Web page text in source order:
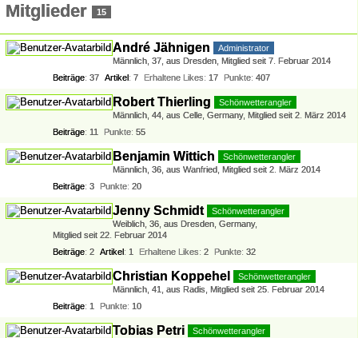
Mitglieder 15
André Jähnigen
Administrator
Männlich 37 aus Dresden Mitglied seit 7. Februar 2014
Beiträge 37 Artikel 7 Erhaltene Likes 17 Punkte 407
Robert Thierling
Schönwetterangler
Männlich 44 aus Celle, Germany Mitglied seit 2. März 2014
Beiträge 11 Punkte 55
Benjamin Wittich
Schönwetterangler
Männlich 36 aus Wanfried Mitglied seit 2. März 2014
Beiträge 3 Punkte 20
Jenny Schmidt
Schönwetterangler
Weiblich 36 aus Dresden, Germany
Mitglied seit 22. Februar 2014
Beiträge 2 Artikel 1 Erhaltene Likes 2 Punkte 32
Christian Koppehel
Schönwetterangler
Männlich 41 aus Radis Mitglied seit 25. Februar 2014
Beiträge 1 Punkte 10
Tobias Petri
Schönwetterangler